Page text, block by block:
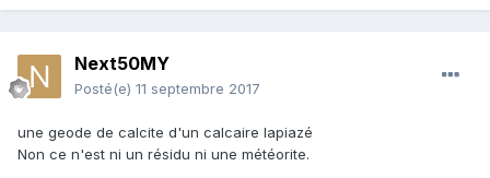
Est-ce des cristaux que l'on distingue au centre de la photo
(photo floue)?
Next50MY
Posté(e) 11 septembre 2017
une geode de calcite d'un calcaire lapiazé
Non ce n'est ni un résidu ni une météorite.